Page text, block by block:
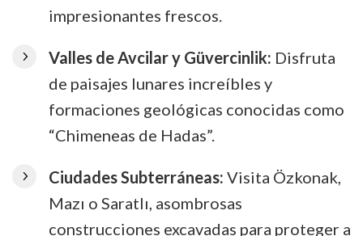
impresionantes frescos.
Valles de Avcilar y Güvercinlik: Disfruta
de paisajes lunares increíbles y
formaciones geológicas conocidas como
“Chimeneas de Hadas”.
Ciudades Subterráneas: Visita Özkonak,
Mazı o Saratlı, asombrosas
construcciones excavadas para proteger a